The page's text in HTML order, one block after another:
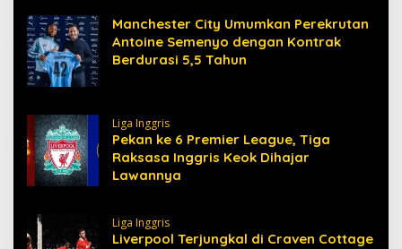
Manchester City Umumkan Perekrutan
Antoine Semenyo dengan Kontrak
Berdurasi 5,5 Tahun
Liga Inggris
Pekan ke 6 Premier League, Tiga
Raksasa Inggris Keok Dihajar
Lawannya
Liga Inggris
Liverpool Terjungkal di Craven Cottage